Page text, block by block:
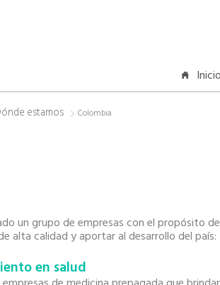
Inicio
estamos Colombia
un grupo de empresas con el propósito
alta calidad y aportar al desarrollo del país:
en salud